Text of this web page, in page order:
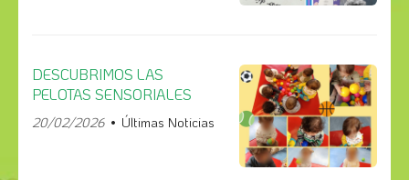
DESCUBRIMOS LAS
PELOTAS SENSORIALES
20/02/2026 Últimas Noticias